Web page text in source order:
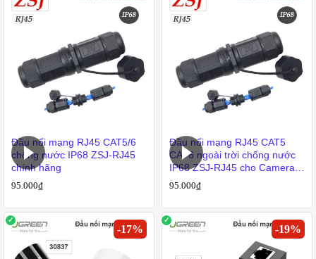
Đầu nối mạng RJ45 CAT5/6
chống nước IP68 ZSJ-RJ45
chính hãng
95.000₫
Đầu nối mạng RJ45 CAT5
CAT6 ngoài trời chống nước
IP68 ZSJ-RJ45 cho Camera
IP, tủ mạng, tủ kỹ thuật
95.000₫
-17% -19%